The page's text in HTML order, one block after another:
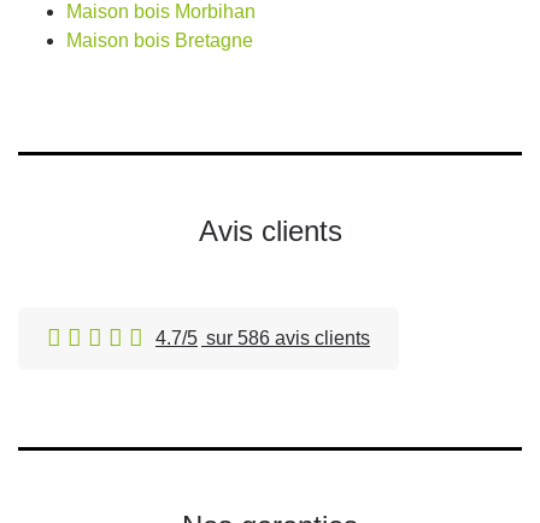
Maison bois Morbihan
Maison bois Bretagne
Avis clients
4.7/5 sur 586 avis clients